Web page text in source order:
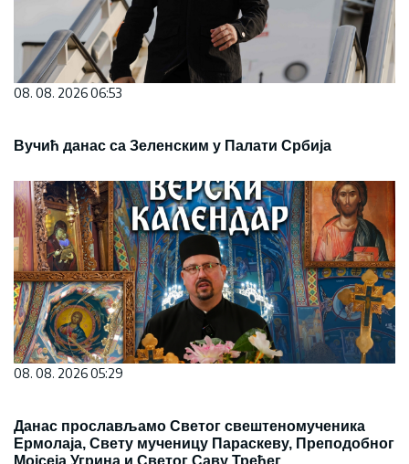
08. 08. 2026 06:53
Вучић данас са Зеленским у Палати Србија
08. 08. 2026 05:29
Данас прослављамо Светог свештеномученика
Ермолаја, Свету мученицу Параскеву, Преподобног
Мојсеја Угрина и Светог Саву Трећег